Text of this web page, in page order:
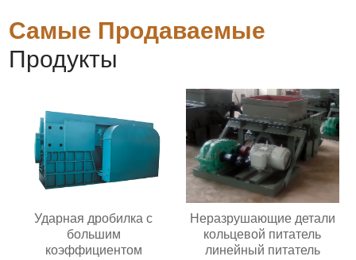
Самые Продаваемые
Продукты
Ударная дробилка с
большим
коэффициентом
Неразрушающие детали
кольцевой питатель
линейный питатель